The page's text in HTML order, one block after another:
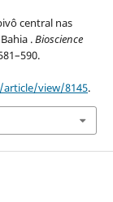
central nas
.Bioscience
view/8145.